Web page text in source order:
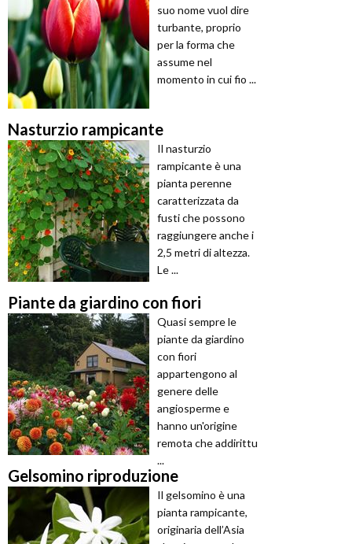
suo nome vuol dire
turbante, proprio
per la forma che
assume nel
momento in cui fio ...
Nasturzio rampicante
Il nasturzio
rampicante è una
pianta perenne
caratterizzata da
fusti che possono
raggiungere anche i
2,5 metri di altezza.
Le ...
Piante da giardino con fiori
Quasi sempre le
piante da giardino
con fiori
appartengono al
genere delle
angiosperme e
hanno un'origine
remota che addirittu
...
Gelsomino riproduzione
Il gelsomino è una
pianta rampicante,
originaria dell’Asia